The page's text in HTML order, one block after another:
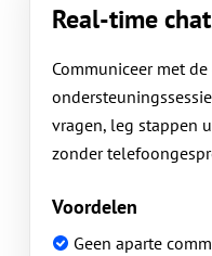
Real-time
Communiceer met
vragen, leg stappen
zonder
Voordelen
Geen aparte